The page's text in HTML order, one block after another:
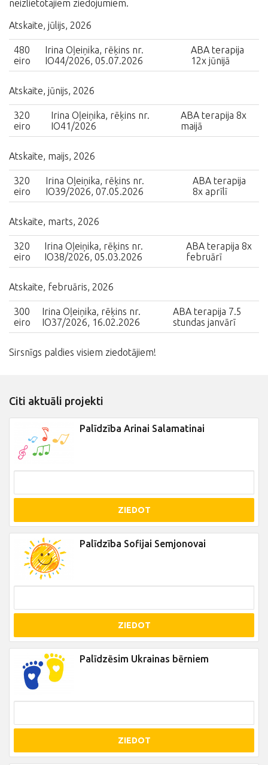
neizlietotajiem ziedojumiem.
Atskaite, jūlijs, 2026
480
eiro
Irina Oļeiņika, rēķins nr.
IO44/2026, 05.07.2026
ABA terapija
12x jūnijā
Atskaite, jūnijs, 2026
320
eiro
Irina Oļeiņika, rēķins nr.
IO41/2026
ABA terapija 8x
maijā
Atskaite, maijs, 2026
320
eiro
Irina Oļeiņika, rēķins nr.
IO39/2026, 07.05.2026
ABA terapija
8x aprīlī
Atskaite, marts, 2026
320
eiro
Irina Oļeiņika, rēķins nr.
IO38/2026, 05.03.2026
ABA terapija 8x
februārī
Atskaite, februāris, 2026
300
eiro
Irina Oļeiņika, rēķins nr.
IO37/2026, 16.02.2026
ABA terapija 7.5
stundas janvārī
Sirsnīgs paldies visiem ziedotājiem!
Citi aktuāli projekti
Palīdzība Arinai Salamatinai
ZIEDOT
Palīdzība Sofijai Semjonovai
ZIEDOT
Palīdzēsim Ukrainas bērniem
ZIEDOT